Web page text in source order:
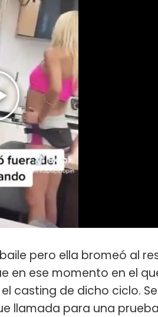
pero ella bromeó al
en ese momento en el
casting de dicho ciclo.
llamada para una